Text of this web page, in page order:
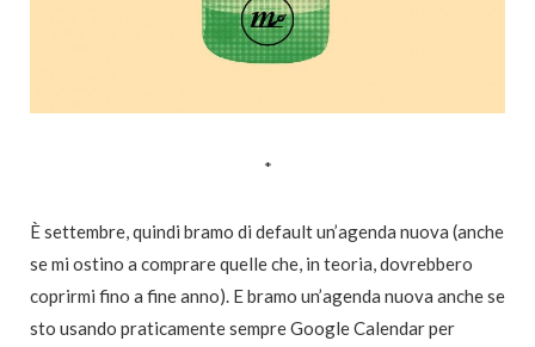
*
È settembre, quindi bramo di default un’agenda nuova (anche
se mi ostino a comprare quelle che, in teoria, dovrebbero
coprirmi fino a fine anno). E bramo un’agenda nuova anche se
sto usando praticamente sempre Google Calendar per